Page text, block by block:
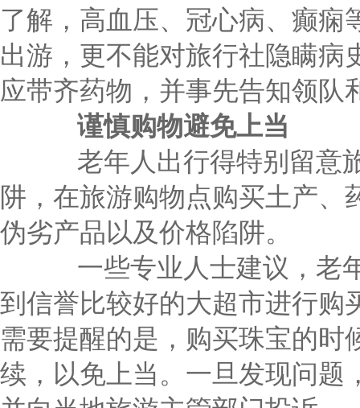
了解，高血压、冠心病、癫痫
出游，更不能对旅行社隐瞒病
应带齐药物，并事先告知领队
谨慎购物避免上当
老年人出行得特别留意
阱，在旅游购物点购买土产、
伪劣产品以及价格陷阱。
一些专业人士建议，老
到信誉比较好的大超市进行购
需要提醒的是，购买珠宝的时
续，以免上当。一旦发现问题